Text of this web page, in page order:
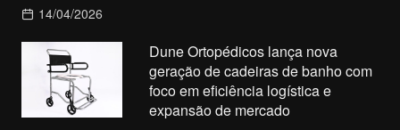
14/04/2026
Dune Ortopédicos lança nova
geração de cadeiras de banho com
foco em eficiência logística e
expansão de mercado